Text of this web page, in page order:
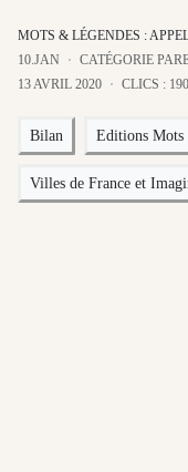
MOTS & LÉGENDES :
10.JAN
CATÉGORIE
13 AVRIL 2020
CLICS :
Bilan Editions Mots
Villes de France et